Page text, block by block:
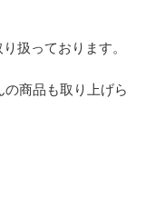
扱っております。
商品も取り上げら